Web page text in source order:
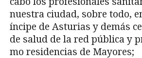
nuestra ciudad, sobre todo,
íncipe de Asturias y demás
de salud de la red pública y
mo residencias de Mayores;